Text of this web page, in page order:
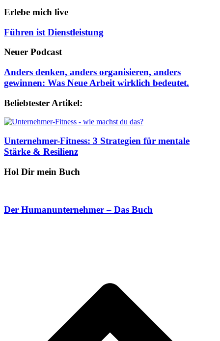
Erlebe mich live
Führen ist Dienstleistung
Neuer Podcast
Anders denken, anders organisieren, anders
gewinnen: Was Neue Arbeit wirklich bedeutet.
Beliebtester Artikel:
Unternehmer-Fitness: 3 Strategien für mentale
Stärke & Resilienz
Hol Dir mein Buch
Der Humanunternehmer – Das Buch